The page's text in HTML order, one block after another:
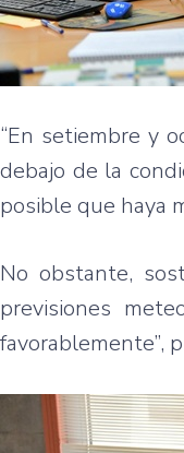
“En setiembre y
debajo de la
posible que haya
No obstante,
previsiones
favorablemente”,